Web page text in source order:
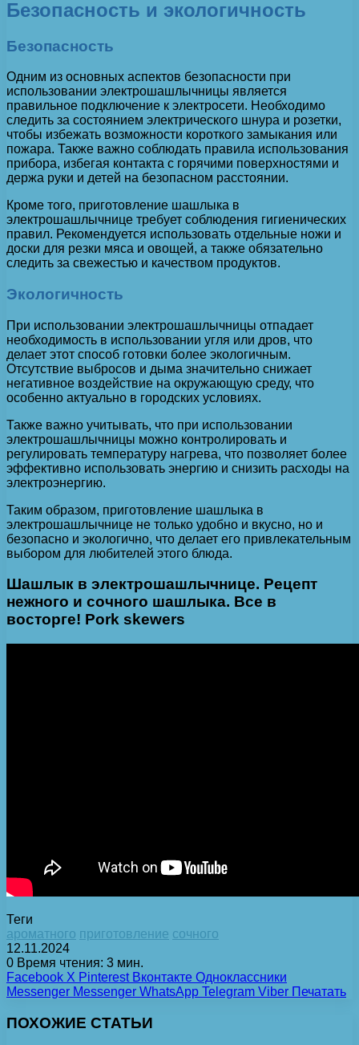
Безопасность и экологичность
Безопасность
Одним из основных аспектов безопасности при
использовании электрошашлычницы является
правильное подключение к электросети. Необходимо
следить за состоянием электрического шнура и розетки,
чтобы избежать возможности короткого замыкания или
пожара. Также важно соблюдать правила использования
прибора, избегая контакта с горячими поверхностями и
держа руки и детей на безопасном расстоянии.
Кроме того, приготовление шашлыка в
электрошашлычнице требует соблюдения гигиенических
правил. Рекомендуется использовать отдельные ножи и
доски для резки мяса и овощей, а также обязательно
следить за свежестью и качеством продуктов.
Экологичность
При использовании электрошашлычницы отпадает
необходимость в использовании угля или дров, что
делает этот способ готовки более экологичным.
Отсутствие выбросов и дыма значительно снижает
негативное воздействие на окружающую среду, что
особенно актуально в городских условиях.
Также важно учитывать, что при использовании
электрошашлычницы можно контролировать и
регулировать температуру нагрева, что позволяет более
эффективно использовать энергию и снизить расходы на
электроэнергию.
Таким образом, приготовление шашлыка в
электрошашлычнице не только удобно и вкусно, но и
безопасно и экологично, что делает его привлекательным
выбором для любителей этого блюда.
Шашлык в электрошашлычнице. Рецепт
нежного и сочного шашлыка. Все в
восторге! Pork skewers
Теги
ароматного приготовление сочного
12.11.2024
0 Время чтения: 3 мин.
Facebook X Pinterest Вконтакте Одноклассники
Messenger Messenger WhatsApp Telegram Viber Печатать
ПОХОЖИЕ СТАТЬИ